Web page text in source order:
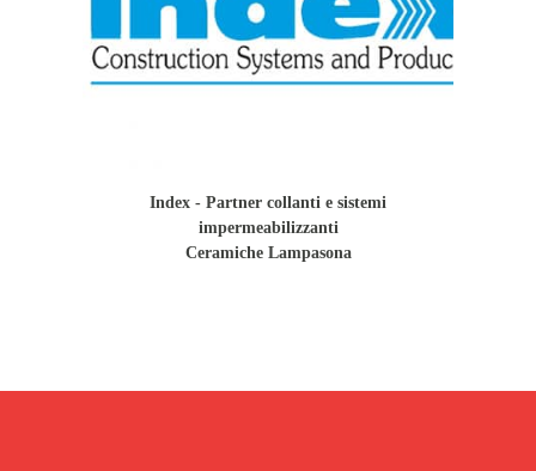
Index - Partner collanti e sistemi
impermeabilizzanti
Ceramiche Lampasona